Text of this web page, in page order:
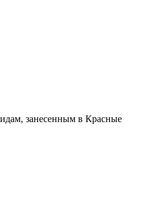
занесенным в Красные